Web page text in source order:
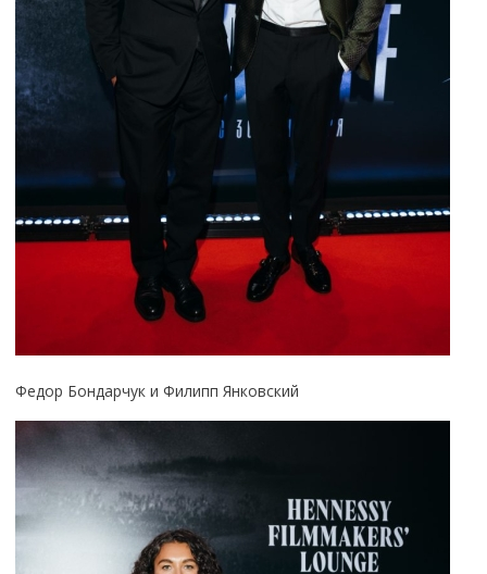
Федор Бондарчук и Филипп Янковский